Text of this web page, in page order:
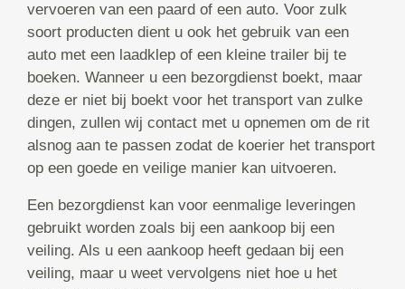
vervoeren van een paard of een auto. Voor zulk
soort producten dient u ook het gebruik van een
auto met een laadklep of een kleine trailer bij te
boeken. Wanneer u een bezorgdienst boekt, maar
deze er niet bij boekt voor het transport van zulke
dingen, zullen wij contact met u opnemen om de rit
alsnog aan te passen zodat de koerier het transport
op een goede en veilige manier kan uitvoeren.
Een bezorgdienst kan voor eenmalige leveringen
gebruikt worden zoals bij een aankoop bij een
veiling. Als u een aankoop heeft gedaan bij een
veiling, maar u weet vervolgens niet hoe u het